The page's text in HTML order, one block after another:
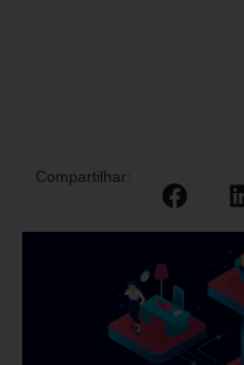
Compartilhar: